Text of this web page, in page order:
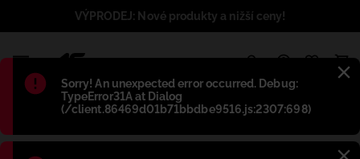
Błąd:
Sorry! An unexpected error occurred. Debug:
TypeError31A at Dialog
(/client.86469d01b71bbdbe9516.js:2307:698)
VÝPRODEJ: Nové produkty a nižší ceny!